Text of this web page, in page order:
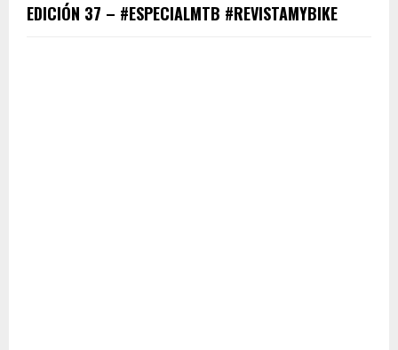
EDICIÓN 37 – #ESPECIALMTB #REVISTAMYBIKE